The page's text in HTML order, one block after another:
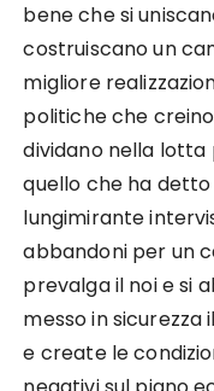
bene che si
costruiscano un
migliore
politiche che
dividano nella
quello che ha
lungimirante
abbandoni per un
prevalga il noi e si
messo in sicurezza
e create le